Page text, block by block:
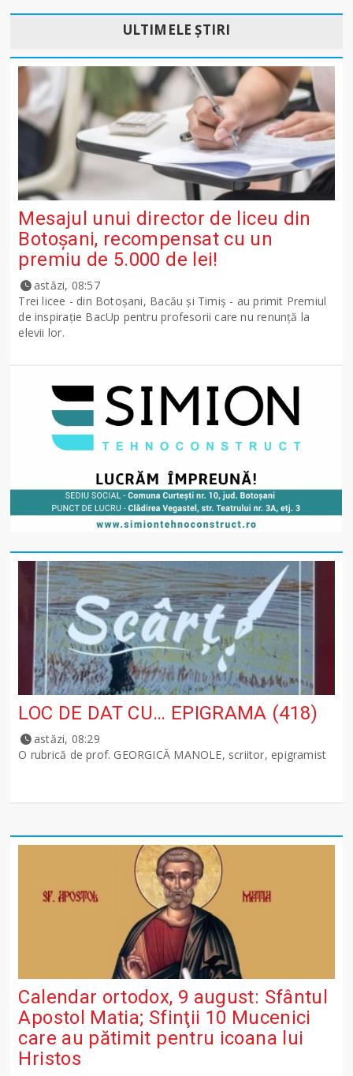
ULTIMELE ȘTIRI
Mesajul unui director de liceu din
Botoșani, recompensat cu un
premiu de 5.000 de lei!
astăzi, 08:57
Trei licee - din Botoșani, Bacău și Timiș - au primit Premiul
de inspirație BacUp pentru profesorii care nu renunță la
elevii lor.
LOC DE DAT CU… EPIGRAMA (418)
astăzi, 08:29
O rubrică de prof. GEORGICĂ MANOLE, scriitor, epigramist
Calendar ortodox, 9 august: Sfântul
Apostol Matia; Sfinţii 10 Mucenici
care au pătimit pentru icoana lui
Hristos